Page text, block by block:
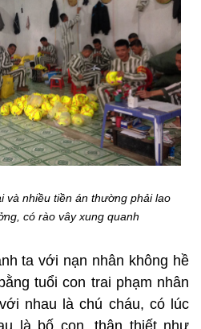
và nhiều tiền án thường phải lao
có rào vây xung quanh
ta với nạn nhân không hề
tuổi con trai phạm nhân
nhau là chú cháu, có lúc
là bố con, thân thiết như